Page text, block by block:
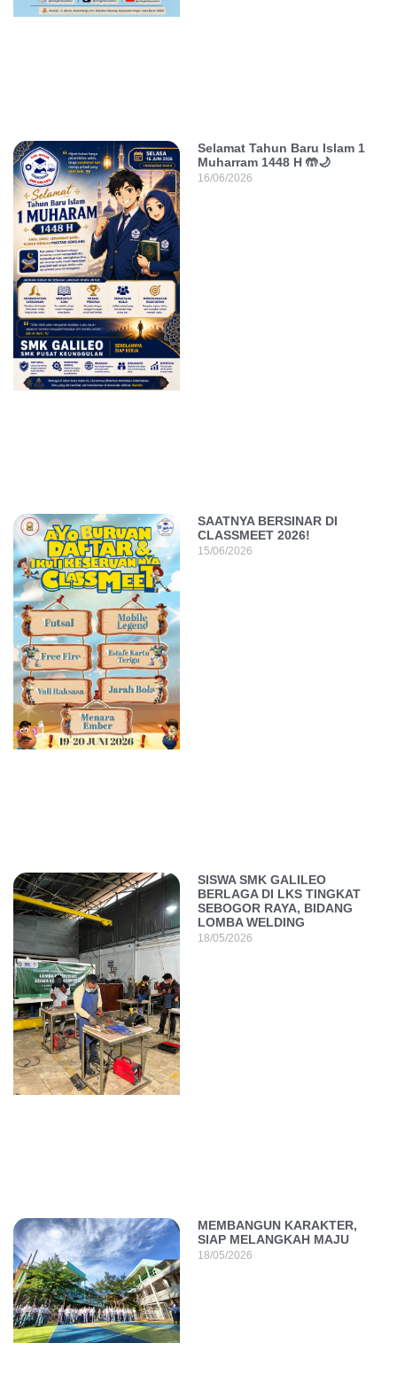
Selamat Tahun Baru Islam 1
Muharram 1448 H 🤲🌙
16/06/2026
SAATNYA BERSINAR DI
CLASSMEET 2026!
15/06/2026
SISWA SMK GALILEO
BERLAGA DI LKS TINGKAT
SEBOGOR RAYA, BIDANG
LOMBA WELDING
18/05/2026
MEMBANGUN KARAKTER,
SIAP MELANGKAH MAJU
18/05/2026